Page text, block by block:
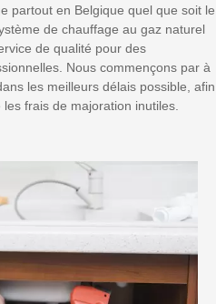
partout en Belgique quel que soit le
de chauffage au gaz naturel
de qualité pour des
Nous commençons par à
les meilleurs délais possible, afin
frais de majoration inutiles.